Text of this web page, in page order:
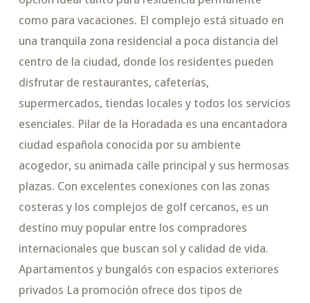
como para vacaciones. El complejo está situado en
una tranquila zona residencial a poca distancia del
centro de la ciudad, donde los residentes pueden
disfrutar de restaurantes, cafeterías,
supermercados, tiendas locales y todos los servicios
esenciales. Pilar de la Horadada es una encantadora
ciudad española conocida por su ambiente
acogedor, su animada calle principal y sus hermosas
plazas. Con excelentes conexiones con las zonas
costeras y los complejos de golf cercanos, es un
destino muy popular entre los compradores
internacionales que buscan sol y calidad de vida.
Apartamentos y bungalós con espacios exteriores
privados La promoción ofrece dos tipos de